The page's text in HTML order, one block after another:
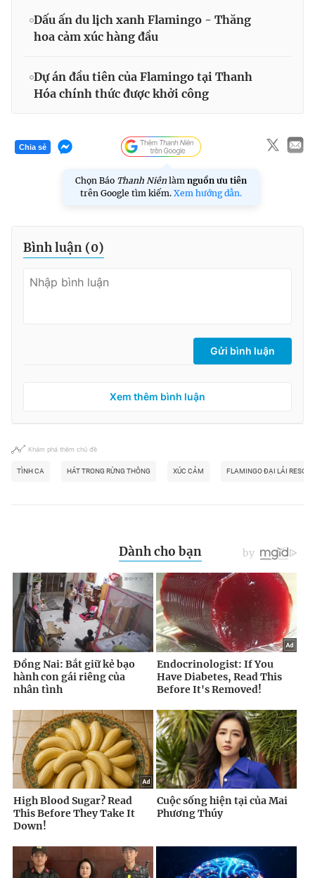
Dấu ấn du lịch xanh Flamingo - Thăng
hoa cảm xúc hàng đầu
Dự án đầu tiên của Flamingo tại Thanh
Hóa chính thức được khởi công
Chia sẻ
Chọn Báo Thanh Niên làm nguồn ưu tiên
trên Google tìm kiếm. Xem hướng dẫn.
Bình luận (0)
Gửi bình luận
Xem thêm bình luận
Khám phá thêm chủ đề
TÌNH CA HÁT TRONG RỪNG THÔNG XÚC CẢM FLAMINGO ĐẠI LẢI RESORT